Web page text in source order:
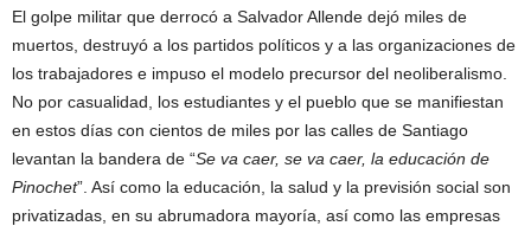
El golpe militar que derrocó a Salvador Allende dejó miles de
muertos, destruyó a los partidos políticos y a las organizaciones de
los trabajadores e impuso el modelo precursor del neoliberalismo.
No por casualidad, los estudiantes y el pueblo que se manifiestan
en estos días con cientos de miles por las calles de Santiago
levantan la bandera de “Se va caer, se va caer, la educación de
Pinochet”. Así como la educación, la salud y la previsión social son
privatizadas, en su abrumadora mayoría, así como las empresas